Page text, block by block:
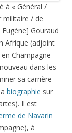
à « Général /
militaire / de
Gouraud
Afrique (adjoint
Champagne
dans les
sa carrière
biographie sur
Il est
de Navarin
à